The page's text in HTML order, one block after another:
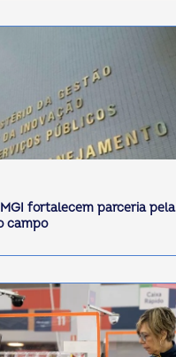
fortalecem parceria pela
campo